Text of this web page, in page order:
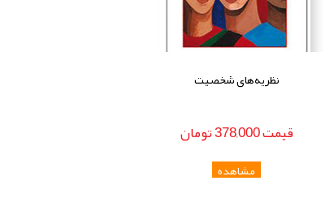
نظریه‌های شخصیت
قيمت378,000تومان